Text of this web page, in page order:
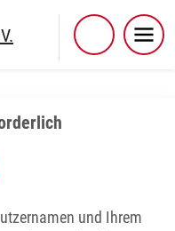
und Ihrem